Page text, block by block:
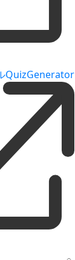
QuizGenerator